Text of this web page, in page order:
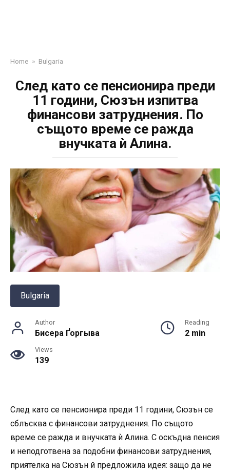
Home » Bulgaria
След като се пенсионира преди
11 години, Сюзън изпитва
финансови затруднения. По
същото време се ражда
внучката ѝ Алина.
Bulgaria
Author
Бисера Ґоргыва
Reading
2 min
Views
139
След като се пенсионира преди 11 години, Сюзън се
сблъсква с финансови затруднения. По същото
време се ражда и внучката ѝ Алина. С оскъдна пенсия
и неподготвена за подобни финансови затруднения,
приятелка на Сюзън й предложила идея: защо да не